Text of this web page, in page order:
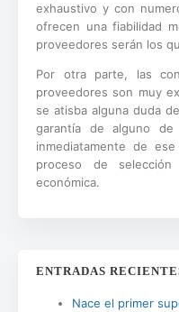
exhaustivo y con
ofrecen una fiabilidad
proveedores serán los
Por otra parte, las
proveedores son muy
se atisba alguna duda
garantía de alguno de
inmediatamente de
proceso de
económica.
ENTRADAS
Nace el primer